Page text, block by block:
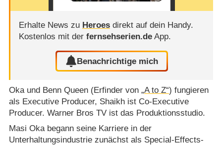
Erhalte News zu Heroesdirekt auf dein Handy.
Kostenlos mit der fernsehserien.deApp.
Benachrichtige mich
Oka und Benn Queen (Erfinder von „A to Z“) fungieren
als Executive Producer, Shaikh ist Co-Executive
Producer. Warner Bros TV ist das Produktionsstudio.
Masi Oka begann seine Karriere in der
Unterhaltungsindustrie zunächst als Special-Effects-